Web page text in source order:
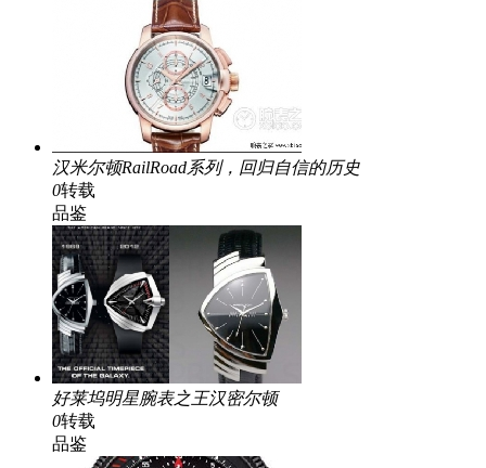
汉米尔顿RailRoad系列，回归自信的历史
0转载
品鉴
好莱坞明星腕表之王汉密尔顿
0转载
品鉴